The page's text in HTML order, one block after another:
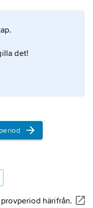
det!
härifrån.